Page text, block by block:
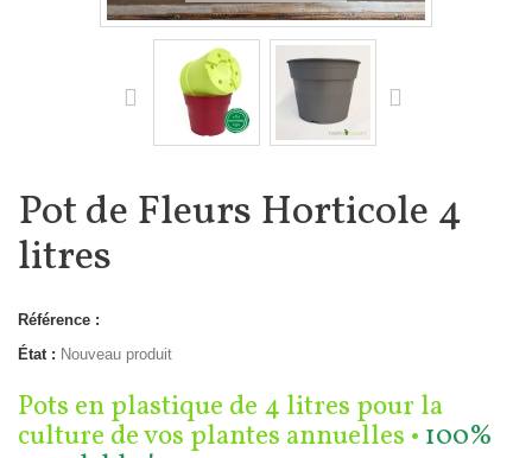
Pot de Fleurs Horticole 4
litres
Référence :
État : Nouveau produit
Pots en plastique de 4 litres pour la
culture de vos plantes annuelles • 100%